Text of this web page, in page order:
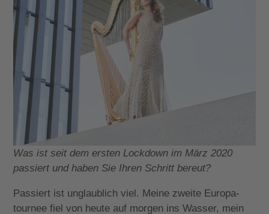
Was ist seit dem ersten Lockdown im März 2020
passiert und haben Sie Ihren Schritt bereut?
Passiert ist unglaublich viel. Meine zweite Europa-
tournee fiel von heute auf morgen ins Wasser, mein